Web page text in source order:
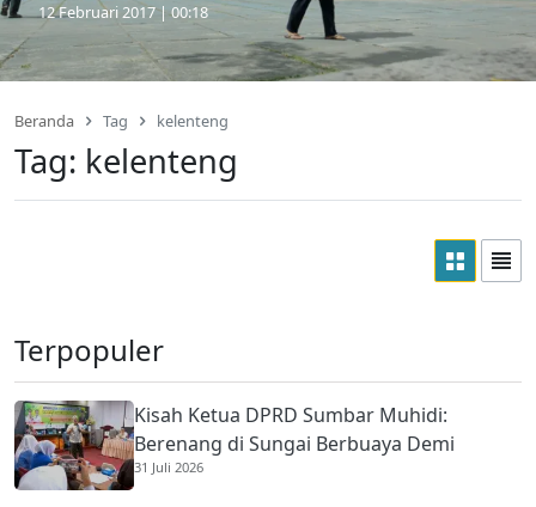
12 Februari 2017 | 00:18
Beranda Tag kelenteng
Tag: kelenteng
Terpopuler
Kisah Ketua DPRD Sumbar Muhidi:
Berenang di Sungai Berbuaya Demi
Membantu Ekonomi Orang Tua
31 Juli 2026